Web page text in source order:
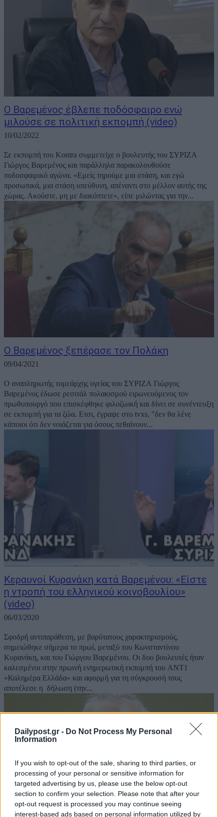
Dailypost.gr - Do Not Process My Personal
Information
If you wish to opt-out of the sale, sharing to third parties, or
processing of your personal or sensitive information for
targeted advertising by us, please use the below opt-out
section to confirm your selection. Please note that after your
opt-out request is processed you may continue seeing
interest-based ads based on personal information utilized by
Ο Βαρεμένος έβλεπε ποδόσφαιρο ενώ
μιλούσε σε πολιτική εκπομπή (video)
10/02/2022
Σε εκπομπή του Kontra συμμετείχε ο βουλευτής του ΣΥΡΙΖΑ
Γιώργος Βαρεμένος και παράλληλα παρακολουθούσε
ποδοσφαιρικό αγώνα. «Εμείς τηρούμε μια στάση, και εγώ
προσωπικά, μια στάση υπεύθυνη, απέναντι στο μέλλον αυτής της
χώρας. Ακούστε, μη με διακόπτετε», είπε μιλώντας για την...
Ο Βαρεμένος ξεπέρασε τον Πολάκη
09/04/2021
Ο αναπληρωτής τομεάρχης υγείας του ΣΥΡΙΖΑ Γιώργος
Βαρεμένος έδωσε ρεσιτάλ πολακισμού ειρωνευόμενος τον
πρωθυπουργό που επισκέφθηκε φιλοζωική και δίνει σε συνέντευξη
σε εκπομπή για τα ζώα. Ετσι, έγραψε στο tvxs, "δεν θα λένε
κάποιοι ότι δεν νοιάζεται για όσους πεθαίνουν...
Κεραυνοί Κυρανάκη κατά Βαρεμένου: «Είστε
η ντροπή του ελληνικού κοινοβουλίου»
(video)
06/03/2020
Σφοδρή αντιπαράθεση, με βαρύτατους χαρακτηρισμούς,
σημειώθηκε σήμερα το πρωί, μεταξύ του Κωνσταντίνου
Κυρανάκη, και του Γιώργου Βαρεμένου. Οι δυο βουλευτές ήταν
καλεσμένοι στην πρωινή ενημερωτική εκπομπή του ΑΝΤ1
«Καλημέρα Ελλάδα» και αφορμή για τη σύγκρουσή τους
αποτέλεσε η δήλωση (την...